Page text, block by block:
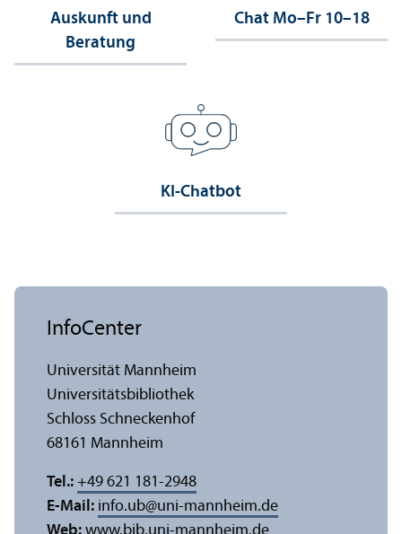
Auskunft und
Beratung
Chat Mo–Fr 10–18
KI-Chatbot
InfoCenter
Universität Mannheim
Universitäts­bibliothek
Schloss Schneckenhof
68161 Mannheim
Tel.: +49 621 181-2948
E-Mail: info.ub@uni-mannheim.de